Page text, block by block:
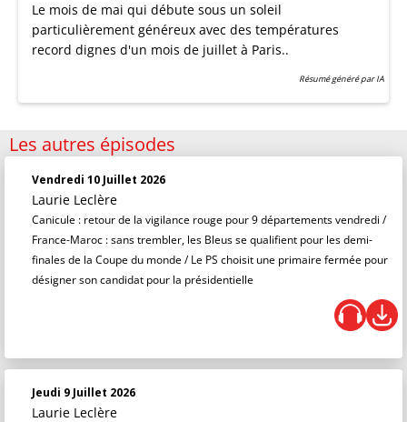
Le mois de mai qui débute sous un soleil
particulièrement généreux avec des températures
record dignes d'un mois de juillet à Paris..
Résumé généré par IA
Les autres épisodes
Vendredi 10 Juillet 2026
Laurie Leclère
Canicule : retour de la vigilance rouge pour 9 départements vendredi /
France-Maroc : sans trembler, les Bleus se qualifient pour les demi-
finales de la Coupe du monde / Le PS choisit une primaire fermée pour
désigner son candidat pour la présidentielle
Jeudi 9 Juillet 2026
Laurie Leclère